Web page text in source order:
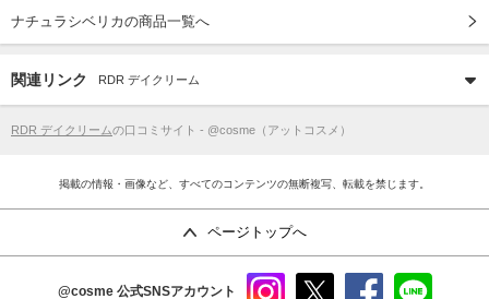
ナチュラシベリカの商品一覧へ
関連リンク RDR デイクリーム
RDR デイクリームの口コミサイト - @cosme（アットコスメ）
掲載の情報・画像など、すべてのコンテンツの無断複写、転載を禁じます。
ページトップへ
@cosme 公式SNSアカウント